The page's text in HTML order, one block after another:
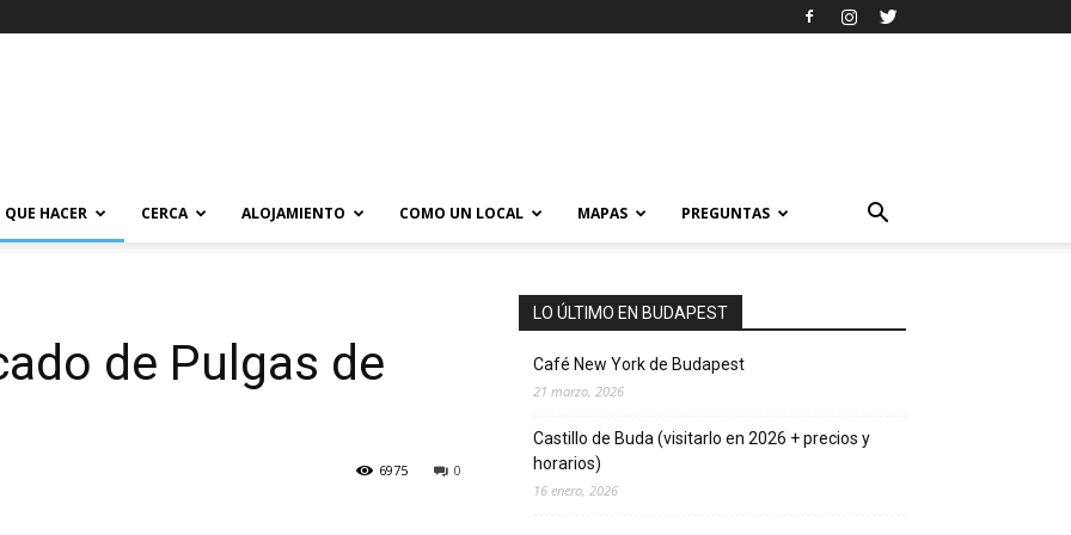
QUE HACER CERCA ALOJAMIENTO COMO UN LOCAL MAPAS PREGUNTAS
de Pulgas de
0
6975
LO ÚLTIMO EN BUDAPEST
Café New York de Budapest
21 marzo, 2026
Castillo de Buda (visitarlo en 2026 + precios y
horarios)
16 enero, 2026